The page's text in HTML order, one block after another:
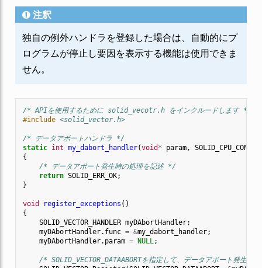
注釈
独自の例外ハンドラを登録した場合は、自動的にプ
ログラムが停止し要因を表示する機能は使用できま
せん。
/* APIを使用するために solid_vecotr.h をインクルードします */
#include <solid_vector.h>
/* データアボートハンドラ */
static int my_dabort_handler(void * param,
{
/* データアボート発生時の処理を記述 */
return SOLID_ERR_OK;
}
void register_exceptions ()
{
SOLID_VECTOR_HANDLER myDAbortHandler;
myDAbortHandler. func = &my_dabort_handler;
myDAbortHandler. param = NULL;
/* SOLID_VECTOR_DATAABORTを指定して、データアボート発生時